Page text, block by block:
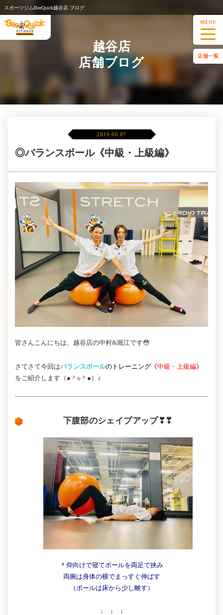
スポーツジムBeeQuick越谷店 ブログ
MENU
店舗一覧
越谷店
店舗ブログ
2019.06.07
◎バランスボール《中級・上級編》
皆さんこんにちは、越谷店の中村&堀江です😳
さてさて今回はバランスボールのトレーニング《中級・上級編》
をご紹介します（●＾o＾●）♪
下腹部のシェイプアップ❣❣
＊仰向けで寝てボールを両足で挟み
両腕は身体の横でまっすぐ伸ばす
（ボールは床から少し離す）
↓ ↓ ↓